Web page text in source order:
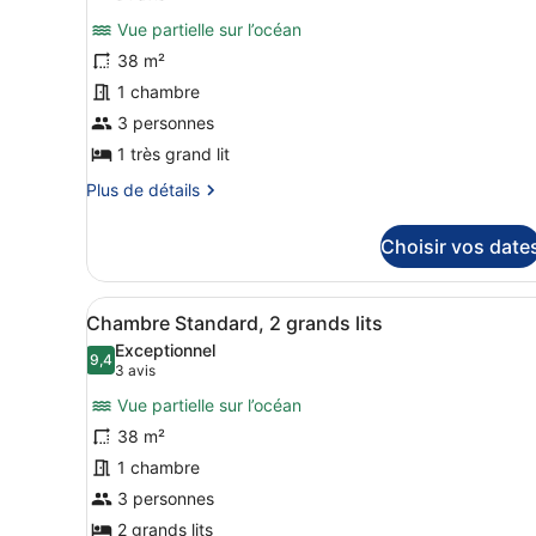
vue
océan
Premier
»,
très
grand
lit,
vue
océan
photos
pour
ce
type
de
chambre :
Chambre
très
grand
lit
Vue partielle sur l’océan
38 m²
1 chambre
3 personnes
1 très grand lit
Plus de détails
Plus
le
type
de
chambre
Chambre
Standard,
1
très
grand
lit
Choisir vos
Afficher
toutes
les
photos
pour
ce
type
de
chambre :
Une chambre d’hôtel
6
Chambre Standard, 2 grands lits
9,49,4 sur 10
Exceptionnel
3 avis
(3 avis)
Vue partielle sur l’océan
38 m²
1 chambre
3 personnes
2 grands lits